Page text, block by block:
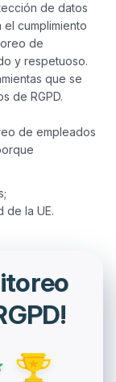
de datos
cumplimiento
de
y respetuoso.
que se
de RGPD.
de empleados
de la UE.